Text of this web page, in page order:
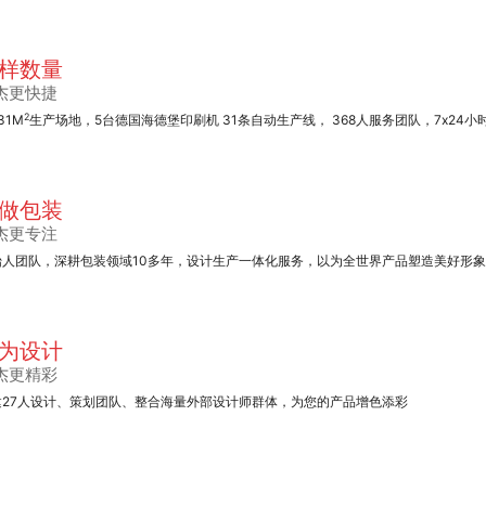
产品包装盒
数量
更快捷
2生产场地，5台德国海德堡印刷机 31条自动生产线， 368人服务团队，7x24小
包装
更专注
团队，深耕包装领域10多年，设计生产一体化服务，以为全世界产品塑造美好形
设计
更精彩
人设计、策划团队、整合海量外部设计师群体，为您的产品增色添彩